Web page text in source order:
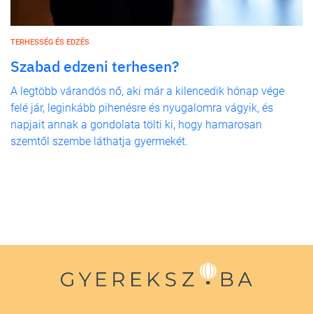
TERHESSÉG ÉS EDZÉS
Szabad edzeni terhesen?
A legtöbb várandós nő, aki már a kilencedik hónap vége
felé jár, leginkább pihenésre és nyugalomra vágyik, és
napjait annak a gondolata tölti ki, hogy hamarosan
szemtől szembe láthatja gyermekét.